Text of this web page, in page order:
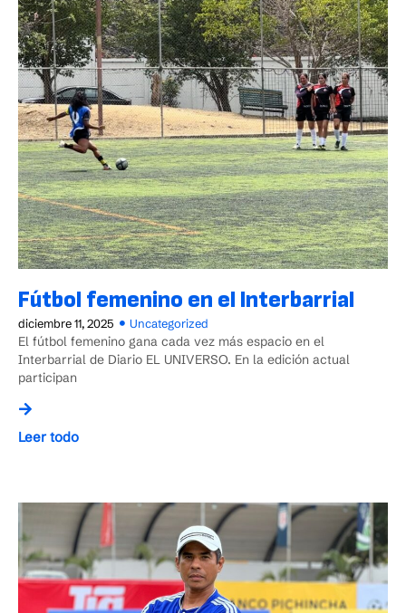
Fútbol femenino en el Interbarrial
diciembre 11, 2025 Uncategorized
El fútbol femenino gana cada vez más espacio en el
Interbarrial de Diario EL UNIVERSO. En la edición actual
participan
Leer todo